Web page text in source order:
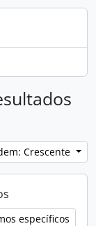
Crescente
específicos